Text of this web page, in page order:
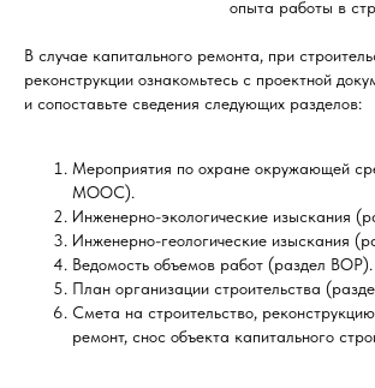
опыта работы в
В случае капитального ремонта, при
реконструкции ознакомьтесь с проектной
и сопоставьте сведения следующих разделов:
Мероприятия по охране окружающей
МООС).
Инженерно-экологические изыскания
Инженерно-геологические изыскания
Ведомость объемов работ (раздел ВОР).
План организации строительства
Смета на строительство,
ремонт, снос объекта капитального